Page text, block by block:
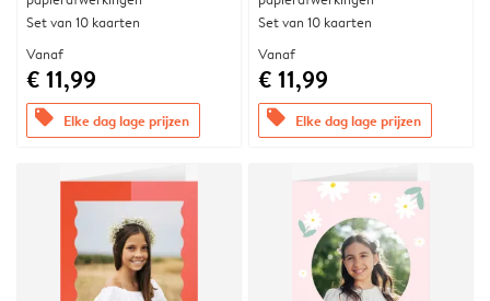
Set van 10 kaarten
Vanaf
€ 11,99
offers Elke dag lage prijzen
Set van 10 kaarten
Vanaf
€ 11,99
offers Elke dag lage prijzen